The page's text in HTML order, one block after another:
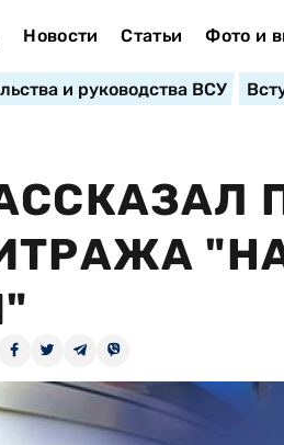
Новости Статьи Фото и
и руководства ВСУ